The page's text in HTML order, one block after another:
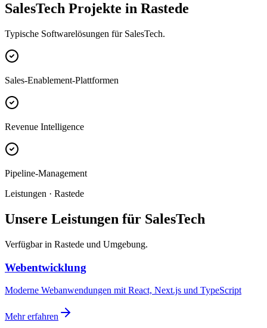
SalesTech Projekte in Rastede
Typische Softwarelösungen für SalesTech.
Sales-Enablement-Plattformen
Revenue Intelligence
Pipeline-Management
Leistungen · Rastede
Unsere Leistungen für SalesTech
Verfügbar in Rastede und Umgebung.
Webentwicklung
Moderne Webanwendungen mit React, Next.js und TypeScript
Mehr erfahren